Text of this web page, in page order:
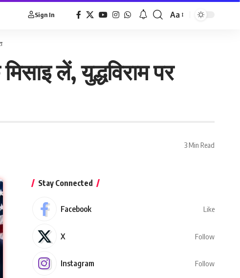
Sign In Aa
लें, युद्धविराम पर
3 Min Read
Stay Connected
Facebook Like
X Follow
Instagram Follow